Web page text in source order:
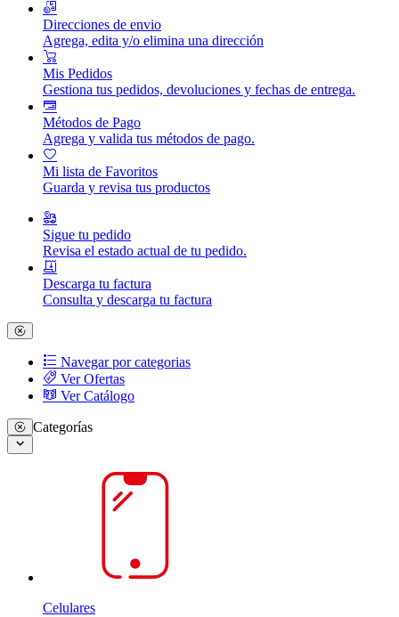
Direcciones de envio
Agrega, edita y/o elimina una dirección
Mis Pedidos
Gestiona tus pedidos, devoluciones y fechas de entrega.
Métodos de Pago
Agrega y valida tus métodos de pago.
Mi lista de Favoritos
Guarda y revisa tus productos
Sigue tu pedido
Revisa el estado actual de tu pedido.
Descarga tu factura
Consulta y descarga tu factura
Navegar por categorias
Ver Ofertas
Ver Catálogo
Categorías
Celulares